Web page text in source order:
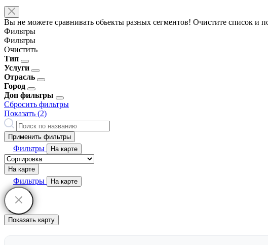
Вы не можете сравнивать обьекты разных сегментов! Очистите список и
Фильтры
Фильтры
Очистить
Тип
Услуги
Отрасль
Город
Доп фильтры
Сбросить фильтры
Показать (2)
Применить фильтры
Фильтры На карте
На карте
Фильтры На карте
Показать карту